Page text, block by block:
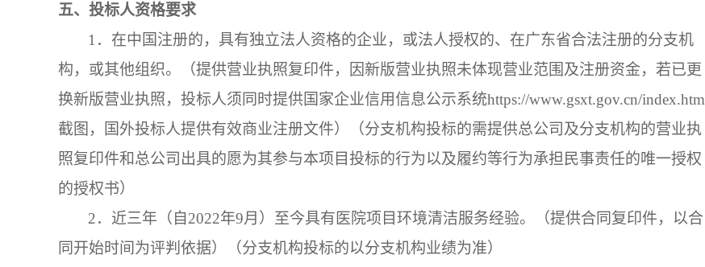
五、 投标人资格要求
1． 在中国注册的，具有独立法人资格的企业，或法人授权的、在广东省合法注册的分支机
构，或其他组织。（提供营业执照复印件，因新版营业执照未体现营业范围及注册资金，若已更
换新版营业执照，投标人须同时提供国家企业信用信息公示系统https://www.gsxt.gov.cn/index.htm
截图，国外投标人提供有效商业注册文件）（分支机构投标的需提供总公司及分支机构的营业执
照复印件和总公司出具的愿为其参与本项目投标的行为以及履约等行为承担民事责任的唯一授权
的授权书）
2． 近三年（自 2022年9月）至今具有医院项目环境清洁服务经验。（提供合同复印件，以合
同开始时间为评判依据）（分支机构投标的以分支机构业绩为准）